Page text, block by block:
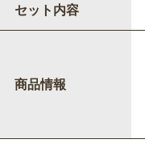
セット内容
商品情報